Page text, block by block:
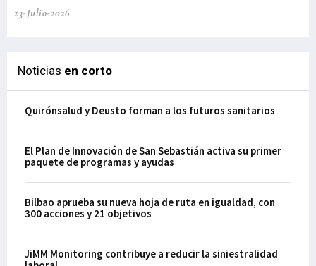
23-Julio-2026
Noticias en corto
Quirónsalud y Deusto forman a los futuros sanitarios
El Plan de Innovación de San Sebastián activa su primer
paquete de programas y ayudas
Bilbao aprueba su nueva hoja de ruta en igualdad, con
300 acciones y 21 objetivos
JiMM Monitoring contribuye a reducir la siniestralidad